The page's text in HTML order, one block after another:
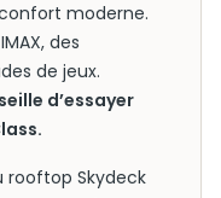
moderne.
des
de jeux.
d’essayer
rooftop Skydeck